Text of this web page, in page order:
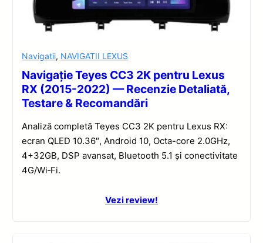
Navigatii, NAVIGATII LEXUS
Navigație Teyes CC3 2K pentru Lexus
RX (2015-2022) — Recenzie Detaliată,
Testare & Recomandări
Analiză completă Teyes CC3 2K pentru Lexus RX:
ecran QLED 10.36″, Android 10, Octa-core 2.0GHz,
4+32GB, DSP avansat, Bluetooth 5.1 și conectivitate
4G/Wi‑Fi.
Vezi review!